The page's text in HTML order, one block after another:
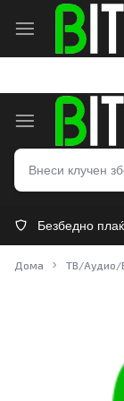
Безбедно
Дома ТВ/Аудио/